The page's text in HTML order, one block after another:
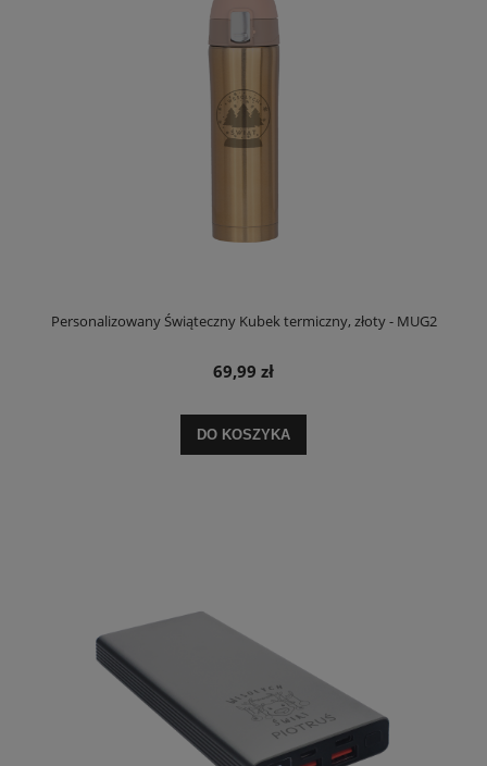
Personalizowany Świąteczny Kubek termiczny, złoty - MUG2
69,99 zł
DO KOSZYKA